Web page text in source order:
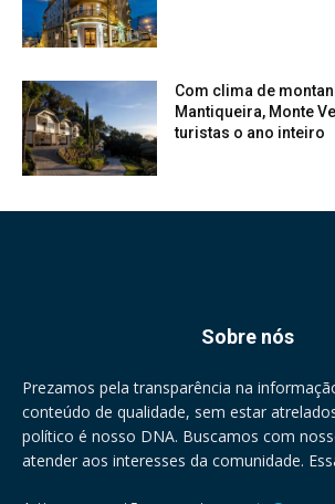
Com clima de
Mantiqueira, Monte
turistas o ano inteiro
Sobre nós
Prezamos pela transparência na
conteúdo de qualidade, sem estar
político é nosso DNA. Buscamos com
atender aos interesses da comunidade.